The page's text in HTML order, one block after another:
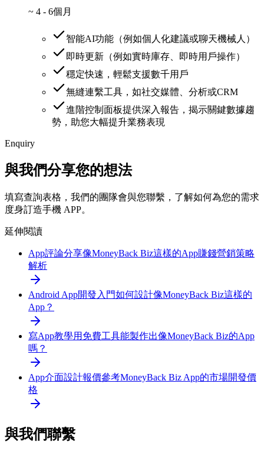
~ 4 - 6個月
智能AI功能（例如個人化建議或聊天機械人）
即時更新（例如實時庫存、即時用戶操作）
穩定快速，輕鬆支援數千用戶
無縫連繫工具，如社交媒體、分析或CRM
進階控制面板提供深入報告，揭示關鍵數據趨
勢，助您大幅提升業務表現
Enquiry
與我們分享您的想法
填寫查詢表格，我們的團隊會與您聯繫，了解如何為您的需求
度身訂造手機 APP。
延伸閱讀
App評論分享像MoneyBack Biz這樣的App賺錢營銷策略
解析
Android App開發入門如何設計像MoneyBack Biz這樣的
App？
寫App教學用免費工具能製作出像MoneyBack Biz的App
嗎？
App介面設計報價參考MoneyBack Biz App的市場開發價
格
與我們聯繫